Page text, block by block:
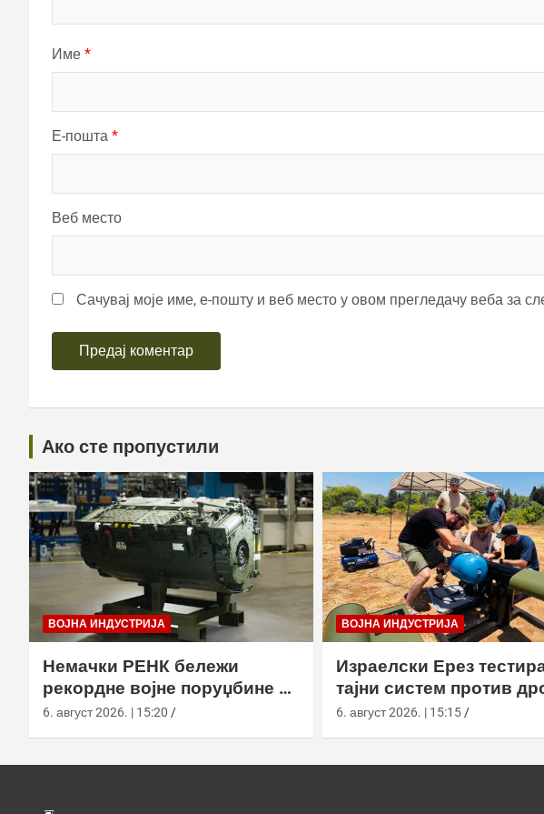
Име *
Е-пошта *
Веб место
Сачувај моје име, е-пошту и веб место у овом прегледачу веба за
Ако сте пропустили
ВОЈНА ИНДУСТРИЈА
Немачки РЕНК бележи
рекордне војне поруџбине у
2026. години
6. август 2026. | 15:20
ВОЈНА ИНДУСТРИЈА
Израелски Ерез
тајни систем против
са капсулом и лансером
6. август 2026. | 15:15